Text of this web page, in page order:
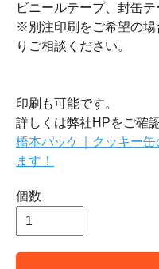
ビニールテープ、封缶テ
※別注印刷をご希望の場
りご相談ください。
印刷も可能です。
詳しくは弊社HPをご確
橋本パッケ｜クッキー
ます！
個数